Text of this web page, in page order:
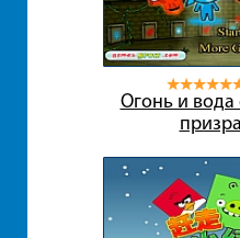
Огонь и вода